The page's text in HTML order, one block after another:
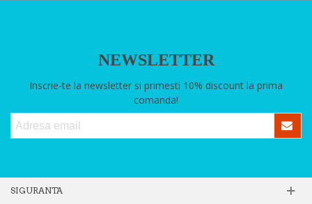
NEWSLETTER
Inscrie-te la newsletter si primesti 10% discount la prima
comanda!
SIGURANTA